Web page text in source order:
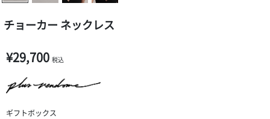
チョーカー ネックレス
¥29,700 税込
ギフトボックス